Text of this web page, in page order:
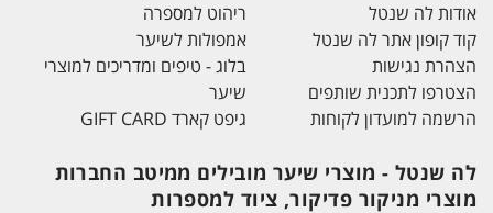
אודות לה שנטל
קוד קופון אתר לה שנטל
הצהרת נגישות
הצטרפו לתכנית שותפים
הרשמה למועדון לקוחות
ריהוט למספרה
אמפולות לשיער
בלוג - טיפים ומדריכים למוצרי
שיער
גיפט קארד GIFT CARD
לה שנטל - מוצרי שיער מובילים ממיטב החברות
מוצרי מניקור פדיקור, ציוד למספרות